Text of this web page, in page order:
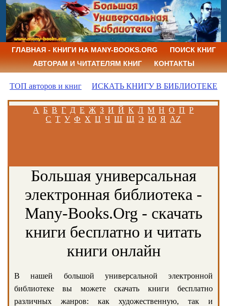
ГЛАВНАЯ - КНИГИ НА MANY-BOOKS.ORG
ПОИСК КНИГ
АВТОРАМ И ЧИТАТЕЛЯМ КНИГ
КОНТАКТЫ
ТОП авторов и книг ИСКАТЬ КНИГУ В БИБЛИОТЕКЕ
А Б В Г Д Е Ж З И Й К Л М Н О П Р
С Т У Ф Х Ц Ч Ш Щ Э Ю Я AZ
Большая универсальная
электронная библиотека -
Many-Books.Org - скачать
книги бесплатно и читать
книги онлайн
В нашей большой универсальной электронной
библиотеке вы можете скачать книги бесплатно
различных жанров: как художественную, так и